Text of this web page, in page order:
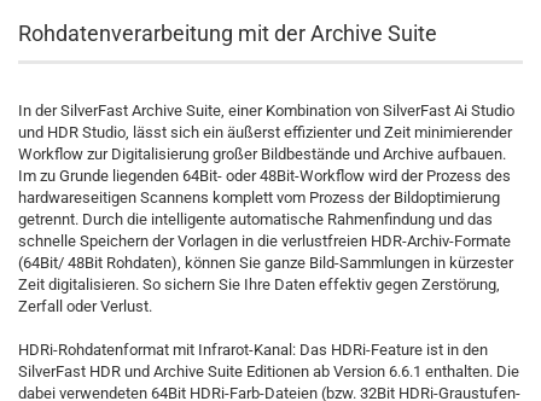
Rohdatenverarbeitung mit der Archive Suite
In der SilverFast Archive Suite, einer Kombination von SilverFast Ai Studio
und HDR Studio, lässt sich ein äußerst effizienter und Zeit minimierender
Workflow zur Digitalisierung großer Bildbestände und Archive aufbauen.
Im zu Grunde liegenden 64Bit- oder 48Bit-Workflow wird der Prozess des
hardwareseitigen Scannens komplett vom Prozess der Bildoptimierung
getrennt. Durch die intelligente automatische Rahmenfindung und das
schnelle Speichern der Vorlagen in die verlustfreien HDR-Archiv-Formate
(64Bit/ 48Bit Rohdaten), können Sie ganze Bild-Sammlungen in kürzester
Zeit digitalisieren. So sichern Sie Ihre Daten effektiv gegen Zerstörung,
Zerfall oder Verlust.
HDRi-Rohdatenformat mit Infrarot-Kanal: Das HDRi-Feature ist in den
SilverFast HDR und Archive Suite Editionen ab Version 6.6.1 enthalten. Die
dabei verwendeten 64Bit HDRi-Farb-Dateien (bzw. 32Bit HDRi-Graustufen-